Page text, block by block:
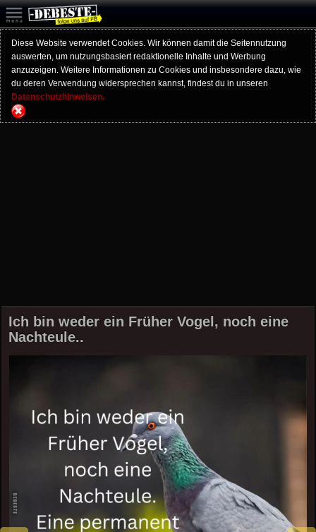
Diese Website verwendet Cookies. Wir können damit die Seitennutzung
auswerten, um nutzungsbasiert redaktionelle Inhalte und Werbung
anzuzeigen. Weitere Informationen zu Cookies und insbesondere dazu, wie
du deren Verwendung widersprechen kannst, findest du in unseren
Datenschutzhinweisen.
Ich bin weder ein Früher Vogel, noch eine
Nachteule..